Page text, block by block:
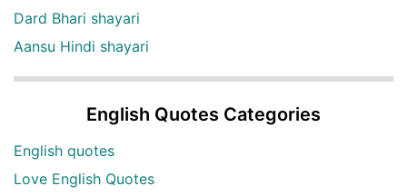
Dard Bhari shayari
Aansu Hindi shayari
English Quotes Categories
English quotes
Love English Quotes